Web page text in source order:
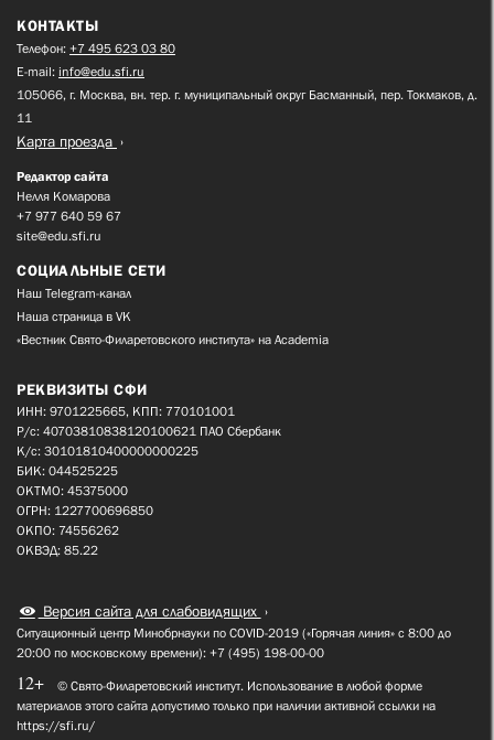
КОНТАКТЫ
Телефон: +7 495 623 03 80
E-mail: info@edu.sfi.ru
105066, г. Москва, вн. тер. г. муниципальный округ Басманный, пер. Токмаков, д.
11
Карта проезда
Редактор сайта
Нелля Комарова
+7 977 640 59 67
site@edu.sfi.ru
СОЦИАЛЬНЫЕ СЕТИ
Наш Telegram-канал
Наша страница в VK
«Вестник Свято-Филаретовского института» на Academia
РЕКВИЗИТЫ СФИ
ИНН: 9701225665, КПП: 770101001
Р/с: 40703810838120100621 ПАО Сбербанк
К/с: 30101810400000000225
БИК: 044525225
ОКТМО: 45375000
ОГРН: 1227700696850
ОКПО: 74556262
ОКВЭД: 85.22
Версия сайта для слабовидящих
Ситуационный центр Минобрнауки по COVID-2019 («Горячая линия» с 8:00 до
20:00 по московскому времени): +7 (495) 198-00-00
12+
© Свято-Филаретовский институт. Использование в любой форме
материалов этого сайта допустимо только при наличии активной ссылки на
https://sfi.ru/